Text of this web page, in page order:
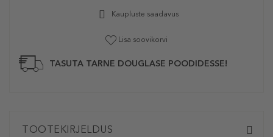
Kaupluste saadavus
Lisa soovikorvi
TASUTA TARNE DOUGLASE POODIDESSE!
TOOTEKIRJELDUS